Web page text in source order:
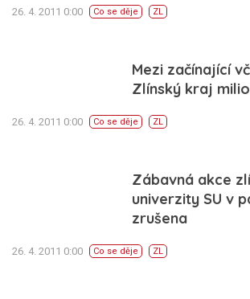
26. 4. 2011 0:00 Co se děje ZL
Mezi začínající
Zlínský kraj
26. 4. 2011 0:00 Co se děje ZL
Zábavná akce
univerzity SU v
zrušena
26. 4. 2011 0:00 Co se děje ZL